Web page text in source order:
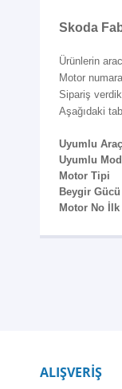
Skoda
Ürünlerin
Motor
Sipariş
Aşağıdaki
Uyumlu Araç
Uyumlu
Motor Tipi
Beygir Gücü
Motor No İlk
ALIŞVERİŞ